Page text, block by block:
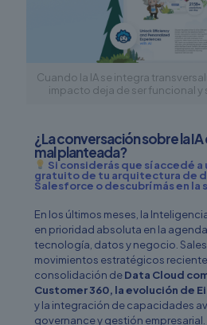
Cuando la IA se integra
impacto deja de ser funcional y
¿La conversación sobre la
mal planteada?
Si considerás que sí accedé
gratuito de tu arquitectura de
Salesforce o descubrí más en
En los últimos meses, la
en prioridad absoluta en la
tecnología, datos y negocio.
movimientos estratégicos
consolidación deData Cloud
Customer 360, la evolución de
y la integración de capacidades
governance y gestión empresarial.